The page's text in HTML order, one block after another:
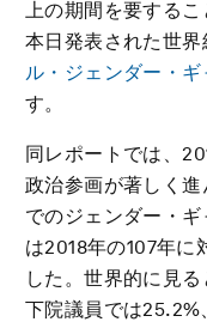
上の期間を要する
本日発表された世
ル・ジェンダー・ギ
す。
同レポートでは、
政治参画が著しく
でのジェンダー・
は2018年の107年に
した。世界的に見る
下院議員では25.2%